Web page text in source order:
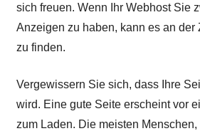
sich freuen. Wenn Ihr Webhost Sie
Anzeigen zu haben, kann es an der
zu finden.
Vergewissern Sie sich, dass Ihre
wird. Eine gute Seite erscheint vor
zum Laden. Die meisten